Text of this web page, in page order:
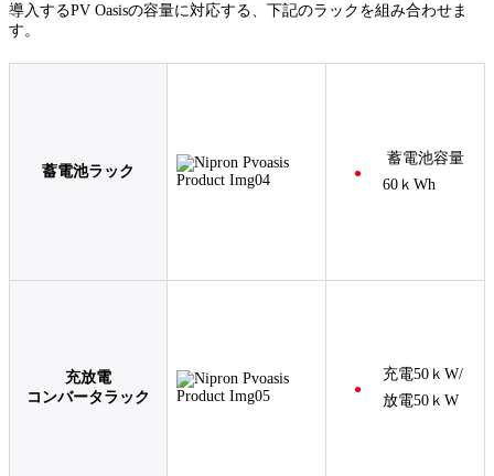
導入するPV Oasisの容量に対応する、下記のラックを組み合わせま
す。
蓄電池ラック
蓄電池容量
60ｋWh
充放電
コンバータラック
充電50ｋW/
放電50ｋW